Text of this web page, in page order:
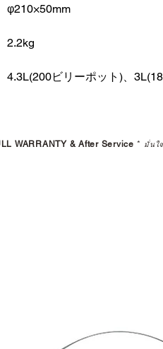
φ210×50mm
2.2kg
4.3L(200ビリーポット)、
WARRANTY & After Service * มั่นใ